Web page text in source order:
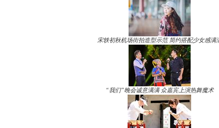
宋轶初秋机场街拍造型示范 简约搭配少女感满
“我们”晚会诚意满满 众嘉宾上演热舞魔术